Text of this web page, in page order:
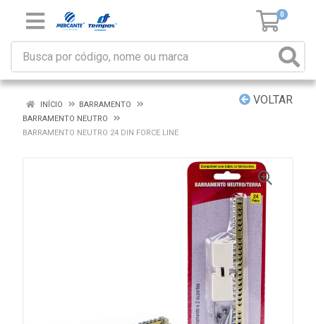
0
VOLTAR
INÍCIO
BARRAMENTO
BARRAMENTO NEUTRO
BARRAMENTO NEUTRO 24 DIN FORCE LINE